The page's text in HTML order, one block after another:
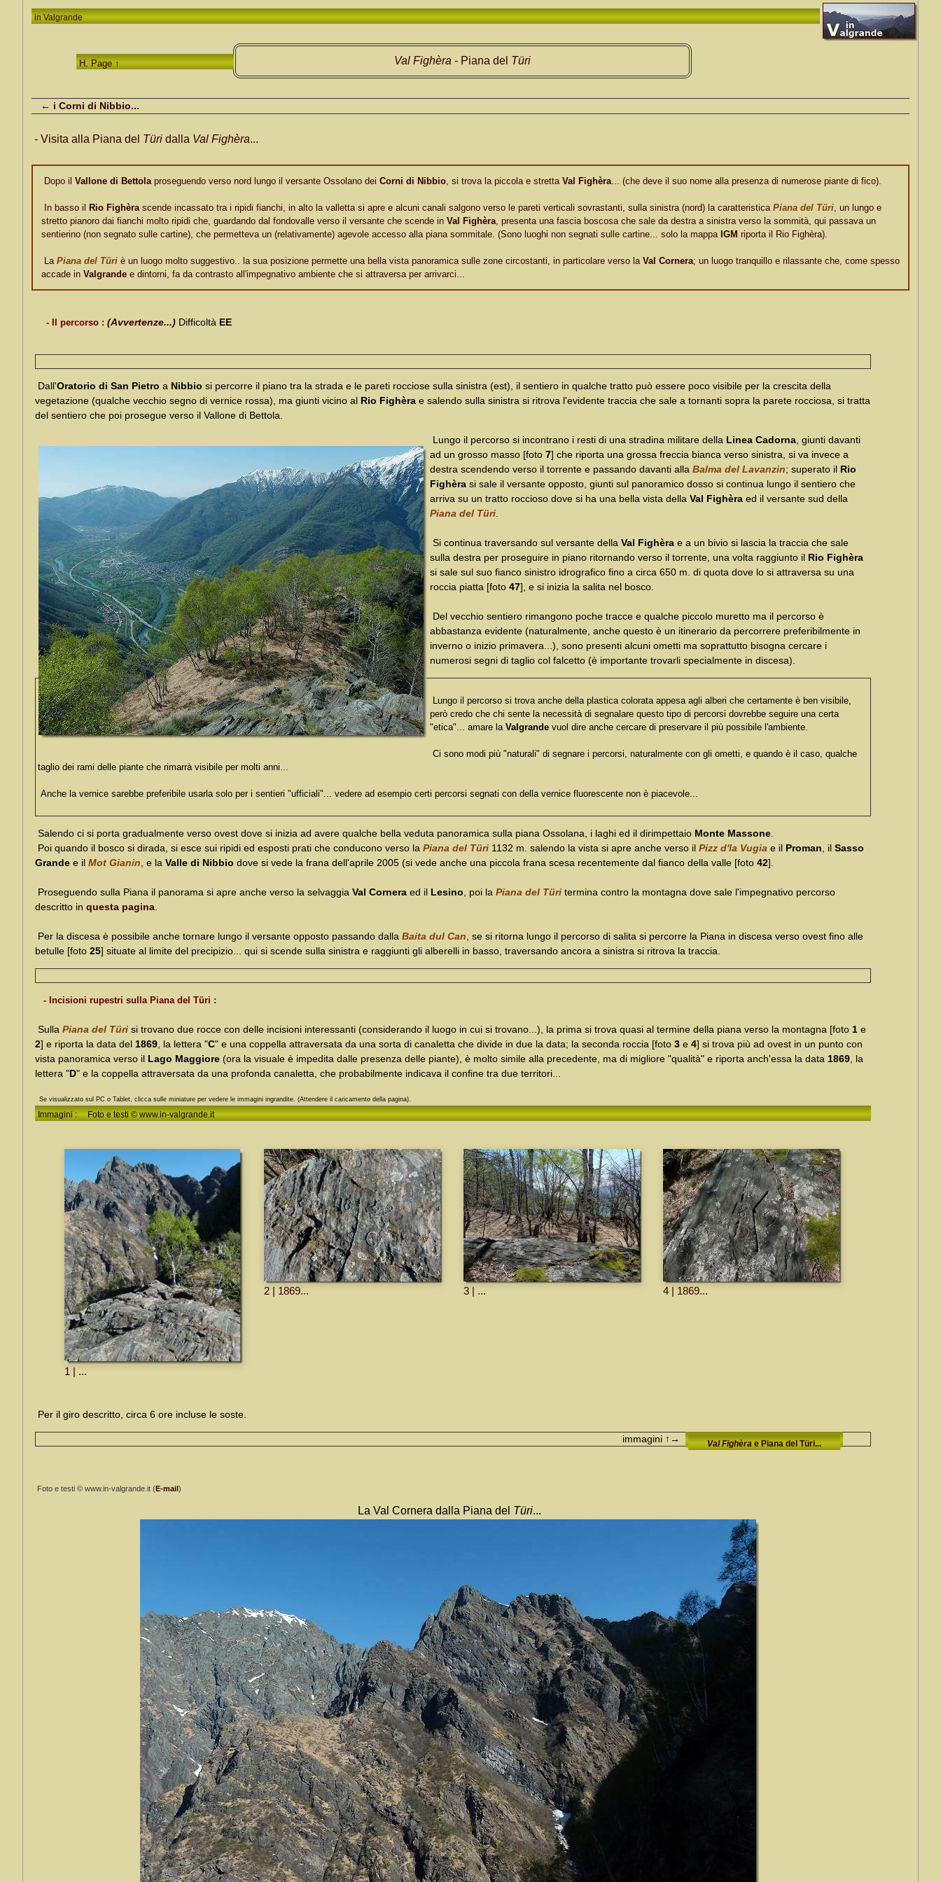
in Valgrande
H. Page ↑ Val Fighèra - Piana del Türi
← i Corni di Nibbio...
- Visita alla Piana del Türi dalla Val Fighèra...
Dopo il Vallone di Bettolaproseguendo verso nord lungo il versante Ossolano dei Corni di Nibbio, si trova la piccola e stretta Val Fighèra... (che deve il suo nome alla presenza di numerose piante di fico).
In basso il Rio Fighèrascende incassato tra i ripidi fianchi, in alto la valletta si apre e alcuni canali salgono verso le pareti verticali sovrastanti, sulla sinistra (nord) la caratteristica Piana del Türi, un lungo e
stretto pianoro dai fianchi molto ripidi che, guardando dal fondovalle verso il versante che scende in Val Fighèra, presenta una fascia boscosa che sale da destra a sinistra verso la sommità, qui passava un
sentierino (non segnato sulle cartine), che permetteva un (relativamente) agevole accesso alla piana sommitale. (Sono luoghi non segnati sulle cartine... solo la mappa IGM riporta il Rio Fighèra).
La Piana del Türi è un luogo molto suggestivo.. la sua posizione permette una bella vista panoramica sulle zone circostanti, in particolare verso la Val Cornera; un luogo tranquillo e rilassante che, come spesso
accade in Valgrande e dintorni, fa da contrasto all'impegnativo ambiente che si attraversa per arrivarci...
- Il percorso : (Avvertenze...) Difficoltà EE
Dall'Oratorio di San Pietro a Nibbio si percorre il piano tra la strada e le pareti rocciose sulla sinistra (est), il sentiero in qualche tratto può essere poco visibile per la crescita della
vegetazione (qualche vecchio segno di vernice rossa), ma giunti vicino al Rio Fighèra e salendo sulla sinistra si ritrova l'evidente traccia che sale a tornanti sopra la parete rocciosa, si tratta
del sentiero che poi prosegue verso il Vallone di Bettola.
Lungo il percorso si incontrano i resti di una stradina militare della Linea Cadorna , giunti davanti
ad un grosso masso [foto 7] che riporta una grossa freccia bianca verso sinistra, si va invece a
destra scendendo verso il torrente e passando davanti alla Balma del Lavanzin; superato il Rio
Fighèra si sale il versante opposto, giunti sul panoramico dosso si continua lungo il sentiero che
arriva su un tratto roccioso dove si ha una bella vista della Val Fighèra ed il versante sud della
Piana del Türi
Si continua traversando sul versante della Val Fighèra e a un bivio si lascia la traccia che sale
sulla destra per proseguire in piano ritornando verso il torrente, una volta raggiunto il Rio Fighèra
si sale sul suo fianco sinistro idrografico fino a circa 650 m. di quota dove lo si attraversa su una
roccia piatta [foto 47], e si inizia la salita nel bosco.
Del vecchio sentiero rimangono poche tracce e qualche piccolo muretto ma il percorso è
abbastanza evidente (naturalmente, anche questo è un itinerario da percorrere preferibilmente in
inverno o inizio primavera...), sono presenti alcuni ometti ma soprattutto bisogna cercare i
numerosi segni di taglio col falcetto (è importante trovarli specialmente in discesa).
Lungo il percorso si trova anche della plastica colorata appesa agli alberi che certamente è ben visibile,
però credo che chi sente la necessità di segnalare questo tipo di percorsi dovrebbe seguire una certa
"etica"... amare la Valgrande vuol dire anche cercare di preservare il più possibile l'ambiente.
Ci sono modi più "naturali" di segnare i percorsi, naturalmente con gli ometti, e quando è il caso, qualche
taglio dei rami delle piante che rimarrà visibile per molti anni...
Anche la vernice sarebbe preferibile usarla solo per i sentieri "ufficiali"... vedere ad esempio certi percorsi segnati con della vernice fluorescente non è piacevole...
Salendo ci si porta gradualmente verso ovest dove si inizia ad avere qualche bella veduta panoramica sulla piana Ossolana, i laghi ed il dirimpettaio Monte Massone
Poi quando il bosco si dirada, si esce sui ripidi ed esposti prati che conducono verso la Piana del Türi 1132 m. salendo la vista si apre anche verso il Pizz d'la Vugia e il Proman , il Sasso
Grande e il Mot Gianin , e la Valle di Nibbio dove si vede la frana dell'aprile 2005 (si vede anche una piccola frana scesa recentemente dal fianco della valle [foto 42].
Proseguendo sulla Piana il panorama si apre anche verso la selvaggia Val Cornera ed il Lesino , poi la Piana del Türi termina contro la montagna dove sale l'impegnativo percorso
descritto in questa pagina
Per la discesa è possibile anche tornare lungo il versante opposto passando dalla Baita dul Can , se si ritorna lungo il percorso di salita si percorre la Piana in discesa verso ovest fino alle
betulle [foto 25] situate al limite del precipizio... qui si scende sulla sinistra e raggiunti gli alberelli in basso, traversando ancora a sinistra si ritrova la traccia.
- Incisioni rupestri sulla Piana del Türi :
Sulla Piana del Türi si trovano due rocce con delle incisioni interessanti (considerando il luogo in cui si trovano...), la prima si trova quasi al termine della piana verso la montagna [foto 1 e
2] e riporta la data del 1869 , la lettera "C" e una coppella attraversata da una sorta di canaletta che divide in due la data; la seconda roccia [foto 3 e 4] si trova più ad ovest in un punto con
vista panoramica verso il Lago Maggiore (ora la visuale è impedita dalle presenza delle piante), è molto simile alla precedente, ma di migliore "qualità" e riporta anch'essa la data 1869 , la
lettera "D" e la coppella attraversata da una profonda canaletta, che probabilmente indicava il confine tra due territori...
Se visualizzato sul PC o Tablet, clicca sulle miniature per vedere le immagini ingrandite. (Attendere il caricamento della pagina).
Immagini : Foto e testi © www.in-valgrande.it
1 | ...
2 | 1869... 3 | ... 4 | 1869...
Per il giro descritto, circa 6 ore incluse le soste.
Val Fighèra e Piana del Türi...
immagini ↑→
Foto e testi © www.in-valgrande.it (E-mail)
La Val Cornera dalla Piana del Türi...